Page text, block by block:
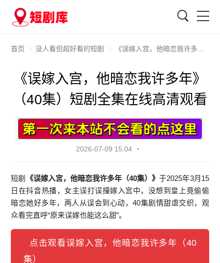
首页 没人看但超好看的短剧 《误嫁入宫，他暗恋我许多年》（40集）短剧全集在线高清观看
《误嫁入宫，他暗恋我许多年》
（40集）短剧全集在线高清观看
2026-07-09 15:04
短剧 《误嫁入宫，他暗恋我许多年（40集）》于2025年3月15
日在抖音热播，女主误打误撞嫁入宫中，没想到皇上竟偷偷
暗恋她好多年，两人从误会到心动，40集剧情甜虐交织，观
众看完直呼“原来误嫁也能这么甜”。
点击观看误嫁入宫，他暗恋我许多年（40
集）